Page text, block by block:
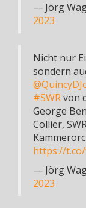
— Jörg
2023
Nicht nur
sondern
#SWRvon
George
Collier,
https://
— Jörg
2023